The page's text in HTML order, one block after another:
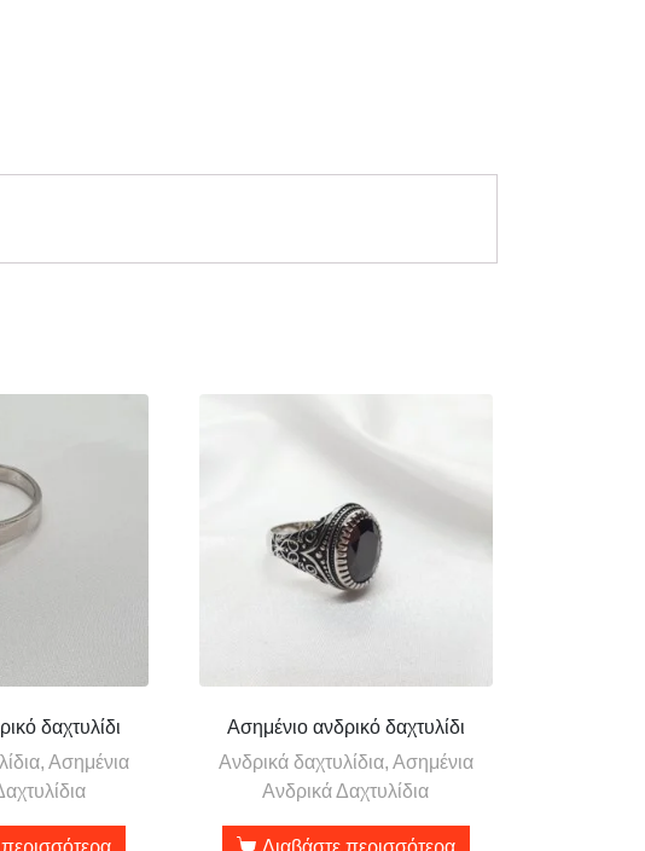
δαχτυλίδι
Ασημένια
Ασημένιο ανδρικό δαχτυλίδι
Ανδρικά δαχτυλίδια, Ασημένια
Ανδρικά Δαχτυλίδια